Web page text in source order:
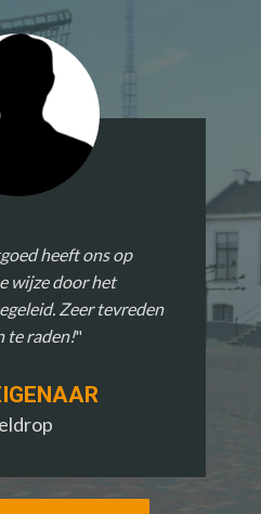
heeft ons op
wijze door het
Zeer tevreden
te raden!